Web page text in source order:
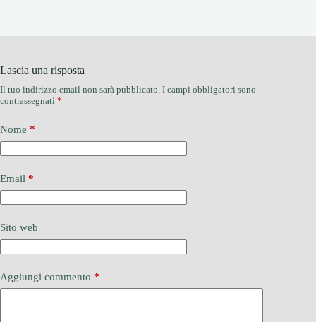
Lascia una risposta
Il tuo indirizzo email non sarà pubblicato. I campi obbligatori sono
contrassegnati *
Nome *
Email *
Sito web
Aggiungi commento *